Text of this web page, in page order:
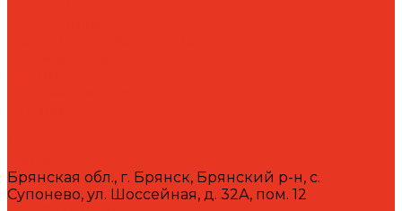
Брянская обл., г. Брянск, Брянский р-н, с.
Супонево, ул. Шоссейная, д. 32А, пом. 12